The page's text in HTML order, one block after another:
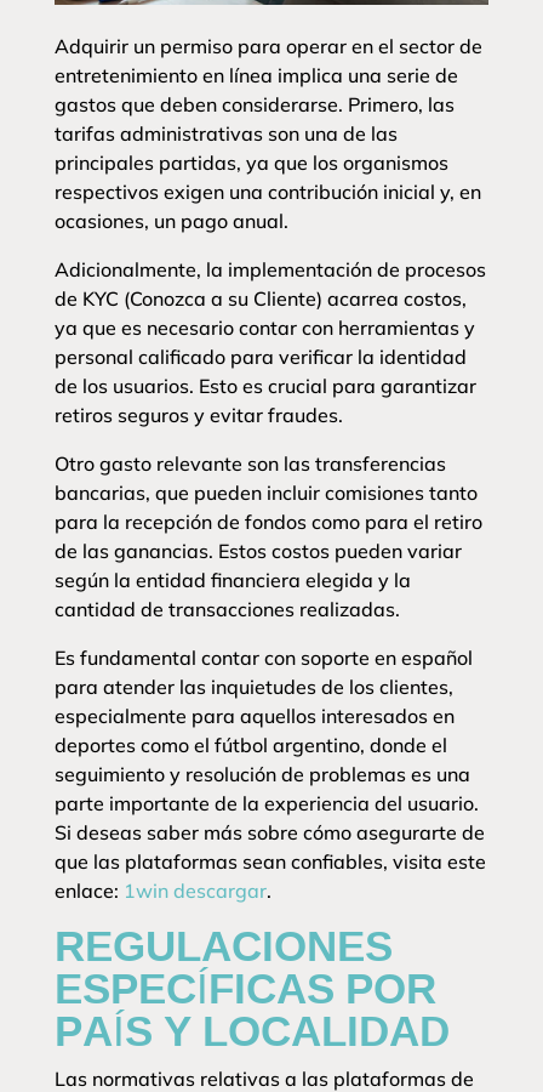
Adquirir un permiso para operar en el sector de
entretenimiento en línea implica una serie de
gastos que deben considerarse. Primero, las
tarifas administrativas son una de las
principales partidas, ya que los organismos
respectivos exigen una contribución inicial y, en
ocasiones, un pago anual.
Adicionalmente, la implementación de procesos
de KYC (Conozca a su Cliente) acarrea costos,
ya que es necesario contar con herramientas y
personal calificado para verificar la identidad
de los usuarios. Esto es crucial para garantizar
retiros seguros y evitar fraudes.
Otro gasto relevante son las transferencias
bancarias, que pueden incluir comisiones tanto
para la recepción de fondos como para el retiro
de las ganancias. Estos costos pueden variar
según la entidad financiera elegida y la
cantidad de transacciones realizadas.
Es fundamental contar con soporte en español
para atender las inquietudes de los clientes,
especialmente para aquellos interesados en
deportes como el fútbol argentino, donde el
seguimiento y resolución de problemas es una
parte importante de la experiencia del usuario.
Si deseas saber más sobre cómo asegurarte de
que las plataformas sean confiables, visita este
enlace: 1win descargar.
REGULACIONES
ESPECÍFICAS POR
PAÍS Y LOCALIDAD
Las normativas relativas a las plataformas de